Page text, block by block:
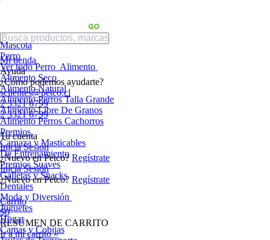
Mi tienda
Ayuda
¿Cómo podemos ayudarte?
sclientes@petco.cl
2 3321 6799
2 3321 6799
Tu cuenta
Inicia Sesión
¿Nuevo en Petco? Regístrate
Inicia Sesión
¿Nuevo en Petco? Regístrate
Carrito
$0
RESUMEN DE CARRITO
Ir a mi carrito »
Mascota
Perro
Ver todo Perro Alimento
Alimento Seco
Alimento Natural
Alimento Perros Talla Grande
Alimento Libre De Granos
Alimento Perros Cachorros
Premios
Carnaza y Masticables
De Entrenamiento
Premios Suaves
Galletas y Snacks
Dentales
Moda y Diversión
Juguetes
Hogar
Camas y Cobijas